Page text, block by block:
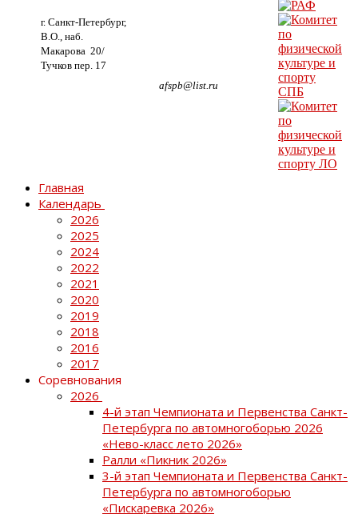
г. Санкт-Петербург,
В.О., наб.
Макарова 20/
Тучков пер. 17
afspb@list.ru
Главная
Календарь
2026
2025
2024
2022
2021
2020
2019
2018
2016
2017
Соревнования
2026
4-й этап Чемпионата и Первенства Санкт-
Петербурга по автомногоборью 2026
«Нево-класс лето 2026»
Ралли «Пикник 2026»
3-й этап Чемпионата и Первенства Санкт-
Петербурга по автомногоборью
«Пискаревка 2026»